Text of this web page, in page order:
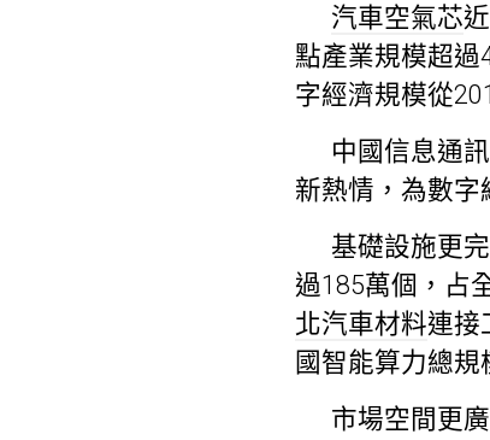
汽車空氣芯
點產業規模超過
字經濟規模從
中國信息通
新熱情，為數字
基礎設施更
過185萬個，占
北汽車材料連接
國智能算力總規
市場空間更